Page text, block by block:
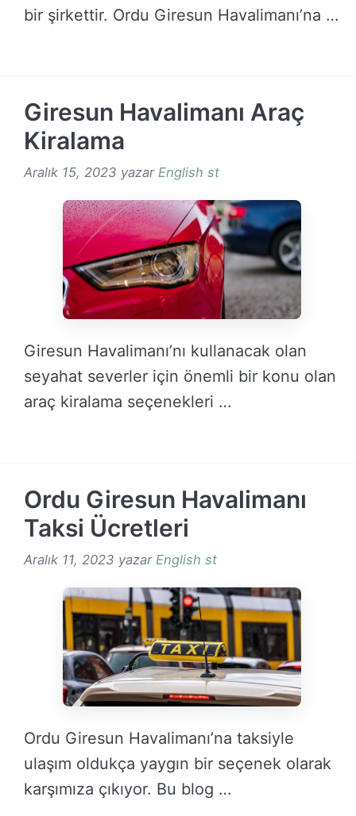
bir şirkettir. Ordu Giresun Havalimanı’na …
Giresun Havalimanı Araç
Kiralama
Aralık 15, 2023 yazar English st
Giresun Havalimanı’nı kullanacak olan
seyahat severler için önemli bir konu olan
araç kiralama seçenekleri …
Ordu Giresun Havalimanı
Taksi Ücretleri
Aralık 11, 2023 yazar English st
Ordu Giresun Havalimanı’na taksiyle
ulaşım oldukça yaygın bir seçenek olarak
karşımıza çıkıyor. Bu blog …